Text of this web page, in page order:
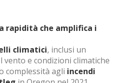
rapidità che amplifica i
climatici, inclusi un
vento e condizioni climatiche
complessità agli incendi